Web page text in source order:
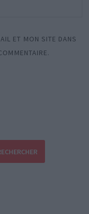
ET MON SITE DANS